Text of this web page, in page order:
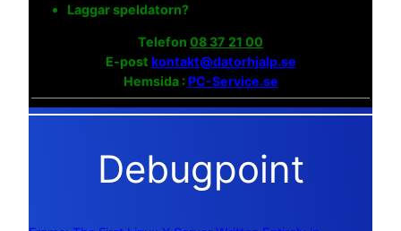
Laggar speldatorn?
Telefon 08 37 21 00
E-post kontakt@datorhjalp.se
Hemsida :PC-Service.se
Debugpoint